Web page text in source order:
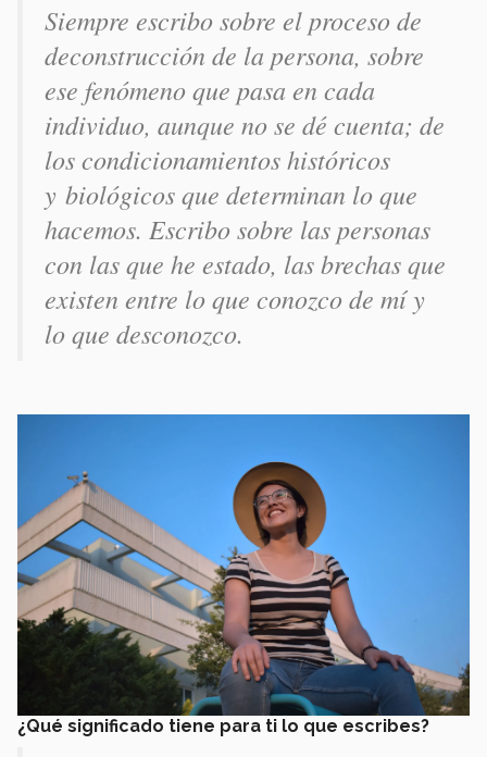
Siempre escribo sobre el proceso de
deconstrucción de la persona, sobre
ese fenómeno que pasa en cada
individuo, aunque no se dé cuenta; de
los condicionamientos históricos
y biológicos que determinan lo que
hacemos. Escribo sobre las personas
con las que he estado, las brechas que
existen entre lo que conozco de mí y
lo que desconozco.
¿Qué significado tiene para ti lo que escribes?